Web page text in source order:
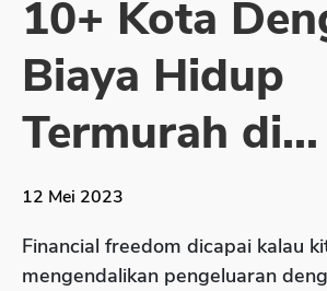
Sekuritas Saham
Bank Digital
Crypto
Assets Crypto
Asuransi Jiwa
10+ Kota
Biaya Hidup
Termurah di...
12 Mei 2023
Financial freedom dicapai kalau
mengendalikan pengeluaran